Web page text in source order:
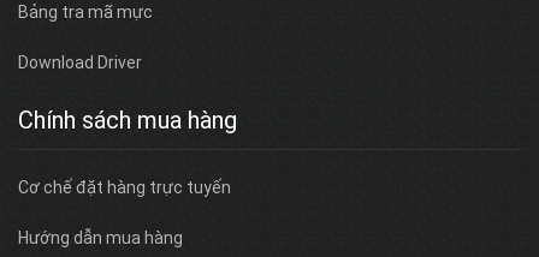
Bảng tra mã mực
Download Driver
Chính sách mua hàng
Cơ chế đặt hàng trực tuyến
Hướng dẫn mua hàng